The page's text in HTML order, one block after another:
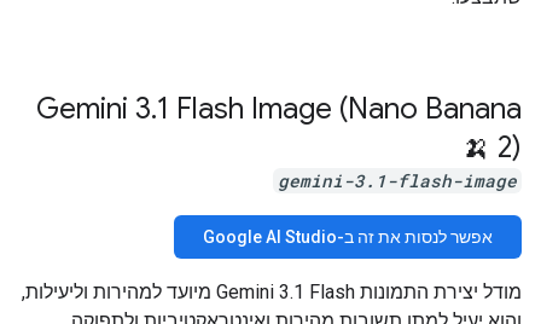
‫Gemini 3.1 Flash Image (Nano Banana
2) 🍌
gemini-3.1-flash-image
אפשר לנסות את זה ב-Google AI Studio
מודל יצירת התמונות Gemini 3.1 Flash מיועד למהירות וליעילות,